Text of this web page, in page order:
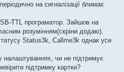
на сигналізації блимає
TTL програматор. Зайшов на
розумінням(скріни додаю).
Status3k, Callme3k однак усе
налаштуваннях, чи не підтримує
підтримку картки?